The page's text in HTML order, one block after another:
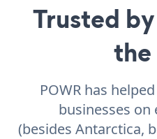
Trusted
POWR has
businesses
(besides Antarctica,